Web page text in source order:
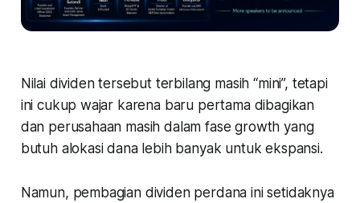
Nilai dividen tersebut terbilang masih “mini”, tetapi
ini cukup wajar karena baru pertama dibagikan
dan perusahaan masih dalam fase growth yang
butuh alokasi dana lebih banyak untuk ekspansi.
Namun, pembagian dividen perdana ini setidaknya